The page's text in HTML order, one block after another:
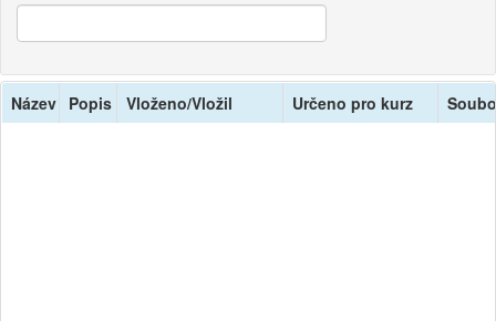
Název Popis Vloženo/Vložil Určeno pro kurz